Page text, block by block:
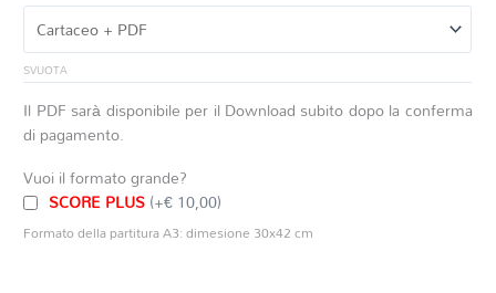
SVUOTA
Il PDF sarà disponibile per il Download subito dopo la conferma
di pagamento.
Vuoi il formato grande?
SCORE PLUS(+€ 10,00)
Formato della partitura A3: dimesione 30x42 cm